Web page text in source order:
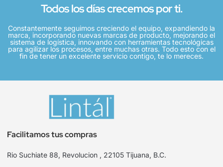
Todos los días crecemos por ti.
Constantemente seguimos creciendo el equipo, expandiendo la
marca, incorporando nuevas marcas de producto, mejorando el
sistema de logística, innovando con herramientas tecnológicas
para agilizar los procesos, entre muchas otras. Todo esto con el
fin de tener un excelente servicio contigo, te lo mereces.
Facilitamos tus compras
Rio Suchiate 88, Revolucion , 22105 Tijuana, B.C.